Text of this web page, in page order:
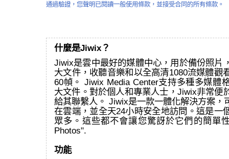
通過驗證，您聲明已閱讀一般使用條款，並接受合同的所有條款。
什麼是Jiwix？
Jiwix是雲中最好的媒體中心，用於備份照片
大文件，收聽音樂和以全高清1080流媒體觀
60幀。 Jiwix Media Center支持多種多媒體
大文件。對於個人和專業人士，Jiwix非常便
給其聯繫人。 Jiwix是一款一體化解決方案，
在雲端，並全天24小時安全地訪問。這是一
眾多。這些都不會讓您驚訝於它們的簡單
Photos".
功能